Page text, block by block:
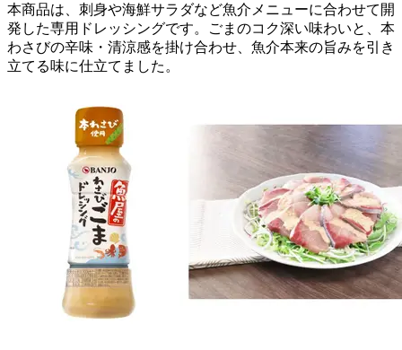
本商品は、刺身や海鮮サラダなど魚介メニューに合わせて開
発した専用ドレッシングです。ごまのコク深い味わいと、本
わさびの辛味・清涼感を掛け合わせ、魚介本来の旨みを引き
立てる味に仕立てました。